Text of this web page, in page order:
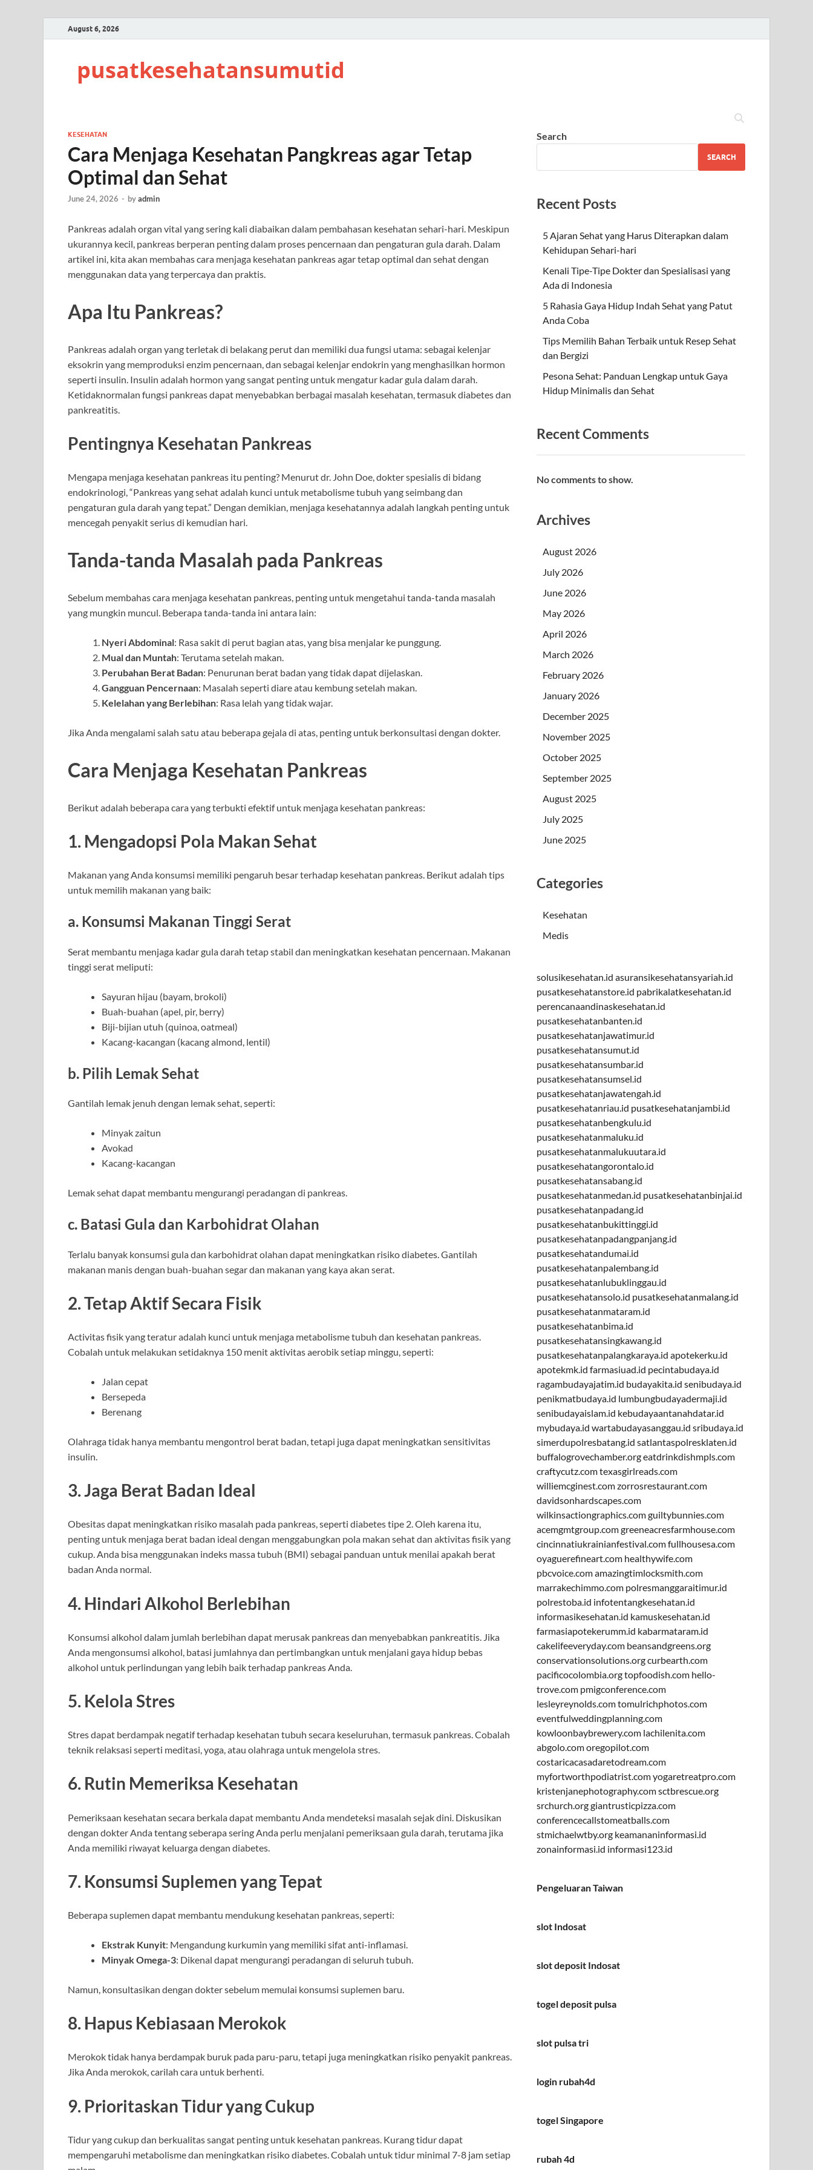
August 6, 2026
pusatkesehatansumutid
KESEHATAN
Cara Menjaga Kesehatan Pangkreas agar Tetap
Optimal dan Sehat
June 24, 2026 - byadmin
Pankreas adalah organ vital yang sering kali diabaikan dalam pembahasan kesehatan sehari-hari. Meskipun
ukurannya kecil, pankreas berperan penting dalam proses pencernaan dan pengaturan gula darah. Dalam
artikel ini, kita akan membahas cara menjaga kesehatan pankreas agar tetap optimal dan sehat dengan
menggunakan data yang terpercaya dan praktis.
Apa Itu Pankreas?
Pankreas adalah organ yang terletak di belakang perut dan memiliki dua fungsi utama: sebagai kelenjar
eksokrin yang memproduksi enzim pencernaan, dan sebagai kelenjar endokrin yang menghasilkan hormon
seperti insulin. Insulin adalah hormon yang sangat penting untuk mengatur kadar gula dalam darah.
Ketidaknormalan fungsi pankreas dapat menyebabkan berbagai masalah kesehatan, termasuk diabetes dan
pankreatitis.
Pentingnya Kesehatan Pankreas
Mengapa menjaga kesehatan pankreas itu penting? Menurut dr. John Doe, dokter spesialis di bidang
endokrinologi, “Pankreas yang sehat adalah kunci untuk metabolisme tubuh yang seimbang dan
pengaturan gula darah yang tepat.” Dengan demikian, menjaga kesehatannya adalah langkah penting untuk
mencegah penyakit serius di kemudian hari.
Tanda-tanda Masalah pada Pankreas
Sebelum membahas cara menjaga kesehatan pankreas, penting untuk mengetahui tanda-tanda masalah
yang mungkin muncul. Beberapa tanda-tanda ini antara lain:
Nyeri Abdominal: Rasa sakit di perut bagian atas, yang bisa menjalar ke punggung.
Mual dan Muntah: Terutama setelah makan.
Perubahan Berat Badan: Penurunan berat badan yang tidak dapat dijelaskan.
Gangguan Pencernaan: Masalah seperti diare atau kembung setelah makan.
Kelelahan yang Berlebihan: Rasa lelah yang tidak wajar.
Jika Anda mengalami salah satu atau beberapa gejala di atas, penting untuk berkonsultasi dengan dokter.
Cara Menjaga Kesehatan Pankreas
Berikut adalah beberapa cara yang terbukti efektif untuk menjaga kesehatan pankreas:
1. Mengadopsi Pola Makan Sehat
Makanan yang Anda konsumsi memiliki pengaruh besar terhadap kesehatan pankreas. Berikut adalah tips
untuk memilih makanan yang baik:
a. Konsumsi Makanan Tinggi Serat
Serat membantu menjaga kadar gula darah tetap stabil dan meningkatkan kesehatan pencernaan. Makanan
tinggi serat meliputi:
Sayuran hijau (bayam, brokoli)
Buah-buahan (apel, pir, berry)
Biji-bijian utuh (quinoa, oatmeal)
Kacang-kacangan (kacang almond, lentil)
b. Pilih Lemak Sehat
Gantilah lemak jenuh dengan lemak sehat, seperti:
Minyak zaitun
Avokad
Kacang-kacangan
Lemak sehat dapat membantu mengurangi peradangan di pankreas.
c. Batasi Gula dan Karbohidrat Olahan
Terlalu banyak konsumsi gula dan karbohidrat olahan dapat meningkatkan risiko diabetes. Gantilah
makanan manis dengan buah-buahan segar dan makanan yang kaya akan serat.
2. Tetap Aktif Secara Fisik
Activitas fisik yang teratur adalah kunci untuk menjaga metabolisme tubuh dan kesehatan pankreas.
Cobalah untuk melakukan setidaknya 150 menit aktivitas aerobik setiap minggu, seperti:
Jalan cepat
Bersepeda
Berenang
Olahraga tidak hanya membantu mengontrol berat badan, tetapi juga dapat meningkatkan sensitivitas
insulin.
3. Jaga Berat Badan Ideal
Obesitas dapat meningkatkan risiko masalah pada pankreas, seperti diabetes tipe 2. Oleh karena itu,
penting untuk menjaga berat badan ideal dengan menggabungkan pola makan sehat dan aktivitas fisik yang
cukup. Anda bisa menggunakan indeks massa tubuh (BMI) sebagai panduan untuk menilai apakah berat
badan Anda normal.
4. Hindari Alkohol Berlebihan
Konsumsi alkohol dalam jumlah berlebihan dapat merusak pankreas dan menyebabkan pankreatitis. Jika
Anda mengonsumsi alkohol, batasi jumlahnya dan pertimbangkan untuk menjalani gaya hidup bebas
alkohol untuk perlindungan yang lebih baik terhadap pankreas Anda.
5. Kelola Stres
Stres dapat berdampak negatif terhadap kesehatan tubuh secara keseluruhan, termasuk pankreas. Cobalah
teknik relaksasi seperti meditasi, yoga, atau olahraga untuk mengelola stres.
6. Rutin Memeriksa Kesehatan
Pemeriksaan kesehatan secara berkala dapat membantu Anda mendeteksi masalah sejak dini. Diskusikan
dengan dokter Anda tentang seberapa sering Anda perlu menjalani pemeriksaan gula darah, terutama jika
Anda memiliki riwayat keluarga dengan diabetes.
7. Konsumsi Suplemen yang Tepat
Beberapa suplemen dapat membantu mendukung kesehatan pankreas, seperti:
Ekstrak Kunyit: Mengandung kurkumin yang memiliki sifat anti-inflamasi.
Minyak Omega-3: Dikenal dapat mengurangi peradangan di seluruh tubuh.
Namun, konsultasikan dengan dokter sebelum memulai konsumsi suplemen baru.
8. Hapus Kebiasaan Merokok
Merokok tidak hanya berdampak buruk pada paru-paru, tetapi juga meningkatkan risiko penyakit pankreas.
Jika Anda merokok, carilah cara untuk berhenti.
9. Prioritaskan Tidur yang Cukup
Tidur yang cukup dan berkualitas sangat penting untuk kesehatan pankreas. Kurang tidur dapat
mempengaruhi metabolisme dan meningkatkan risiko diabetes. Cobalah untuk tidur minimal 7-8 jam setiap
Search
SEARCH
Recent Posts
5 Ajaran Sehat yang Harus Diterapkan dalam
Kehidupan Sehari-hari
Kenali Tipe-Tipe Dokter dan Spesialisasi yang
Ada di Indonesia
5 Rahasia Gaya Hidup Indah Sehat yang Patut
Anda Coba
Tips Memilih Bahan Terbaik untuk Resep Sehat
dan Bergizi
Pesona Sehat: Panduan Lengkap untuk Gaya
Hidup Minimalis dan Sehat
Recent Comments
No comments to show.
Archives
August 2026
July 2026
June 2026
May 2026
April 2026
March 2026
February 2026
January 2026
December 2025
November 2025
October 2025
September 2025
August 2025
July 2025
June 2025
Categories
Kesehatan
Medis
solusikesehatan.id asuransikesehatansyariah.id
pusatkesehatanstore.id pabrikalatkesehatan.id
perencanaandinaskesehatan.id
pusatkesehatanbanten.id
pusatkesehatanjawatimur.id
pusatkesehatansumut.id
pusatkesehatansumbar.id
pusatkesehatansumsel.id
pusatkesehatanjawatengah.id
pusatkesehatanriau.id pusatkesehatanjambi.id
pusatkesehatanbengkulu.id
pusatkesehatanmaluku.id
pusatkesehatanmalukuutara.id
pusatkesehatangorontalo.id
pusatkesehatansabang.id
pusatkesehatanmedan.id pusatkesehatanbinjai.id
pusatkesehatanpadang.id
pusatkesehatanbukittinggi.id
pusatkesehatanpadangpanjang.id
pusatkesehatandumai.id
pusatkesehatanpalembang.id
pusatkesehatanlubuklinggau.id
pusatkesehatansolo.id pusatkesehatanmalang.id
pusatkesehatanmataram.id
pusatkesehatanbima.id
pusatkesehatansingkawang.id
pusatkesehatanpalangkaraya.id apotekerku.id
apotekmk.id farmasiuad.id pecintabudaya.id
ragambudayajatim.id budayakita.id senibudaya.id
penikmatbudaya.id lumbungbudayadermaji.id
senibudayaislam.id kebudayaantanahdatar.id
mybudaya.id wartabudayasanggau.id sribudaya.id
simerdupolresbatang.id satlantaspolresklaten.id
buffalogrovechamber.orgeatdrinkdishmpls.com
craftycutz.comtexasgirlreads.com
williemcginest.comzorrosrestaurant.com
davidsonhardscapes.com
wilkinsactiongraphics.comguiltybunnies.com
acemgmtgroup.comgreeneacresfarmhouse.com
cincinnatiukrainianfestival.comfullhousesa.com
oyaguerefineart.com healthywife.com
pbcvoice.comamazingtimlocksmith.com
marrakechimmo.com polresmanggaraitimur.id
polrestoba.id infotentangkesehatan.id
informasikesehatan.id kamuskesehatan.id
farmasiapotekerumm.id kabarmataram.id
cakelifeeveryday.com beansandgreens.org
conservationsolutions.orgcurbearth.com
pacificocolombia.orgtopfoodish.com hello-
trove.com pmigconference.com
lesleyreynolds.comtomulrichphotos.com
eventfulweddingplanning.com
kowloonbaybrewery.com lachilenita.com
abgolo.comoregopilot.com
costaricacasadaretodream.com
myfortworthpodiatrist.comyogaretreatpro.com
kristenjanephotography.comsctbrescue.org
srchurch.orggiantrusticpizza.com
conferencecallstomeatballs.com
stmichaelwtby.org keamananinformasi.id
zonainformasi.id informasi123.id
Pengeluaran Taiwan
slot Indosat
slot deposit Indosat
togel deposit pulsa
slot pulsa tri
login rubah4d
togel Singapore
rubah 4d